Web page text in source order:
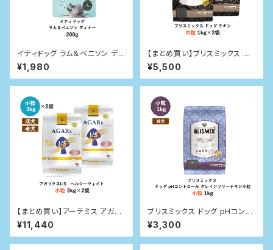
イティドッグ ラム＆ベニソン ディ
ナー 200g
¥1,980
【まとめ買い】ブリスミックス ドッ
グ チキン 中粒 1kg×2袋
¥5,500
【まとめ買い】アーテミス アガリ
クスI/S ヘルシーウェイト 小粒
3kg×２袋
¥11,440
ブリスミックス ドッグ pHコント
ロール グレインフリーチキン小
粒（犬用） 1kg
¥3,300